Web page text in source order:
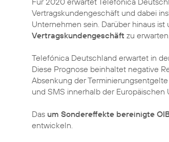
Vertragskundengeschäft und dabei
Unternehmen sein. Darüber hinaus
Vertragskundengeschäft zu
Telefónica Deutschland erwartet in
Diese Prognose beinhaltet negative
Absenkung der
und SMS innerhalb der Europäischen
Das um Sondereffekte bereinigte
entwickeln.